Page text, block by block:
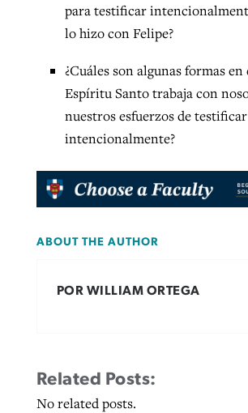
para testificar
lo hizo con Felipe?
¿Cuáles son algunas formas en
Espíritu Santo trabaja con
nuestros esfuerzos de testificar
intencionalmente?
ABOUT THE AUTHOR
POR WILLIAM ORTEGA
Related Posts:
No related posts.